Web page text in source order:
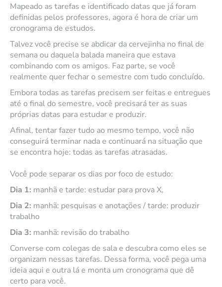
Mapeado as tarefas e identificado datas que já foram
definidas pelos professores, agora é hora de criar um
cronograma de estudos.
Talvez você precise se abdicar da cervejinha no final de
semana ou daquela balada maneira que estava
combinando com os amigos. Faz parte, se você
realmente quer fechar o semestre com tudo concluído.
Embora todas as tarefas precisem ser feitas e entregues
até o final do semestre, você precisará ter as suas
próprias datas para estudar e produzir.
Afinal, tentar fazer tudo ao mesmo tempo, você não
conseguirá terminar nada e continuará na situação que
se encontra hoje: todas as tarefas atrasadas.
Você pode separar os dias por foco de estudo:
Dia 1: manhã e tarde: estudar para prova X,
Dia 2: manhã: pesquisas e anotações / tarde: produzir
trabalho
Dia 3: manhã: revisão do trabalho
Converse com colegas de sala e descubra como eles se
organizam nessas tarefas. Dessa forma, você pega uma
ideia aqui e outra lá e monta um cronograma que dê
certo para você.